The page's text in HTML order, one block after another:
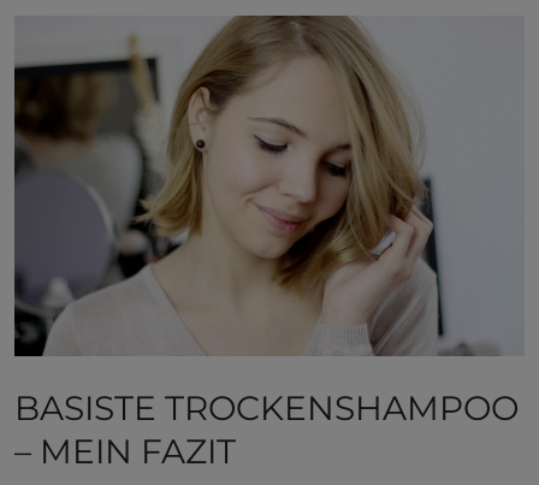
BASISTE TROCKENSHAMPOO
– MEIN FAZIT